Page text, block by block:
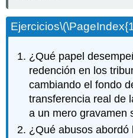
Ejercicios
¿Qué papel
redención en los
cambiando el fondo
transferencia real de
a un mero gravamen
¿Qué abusos abordó